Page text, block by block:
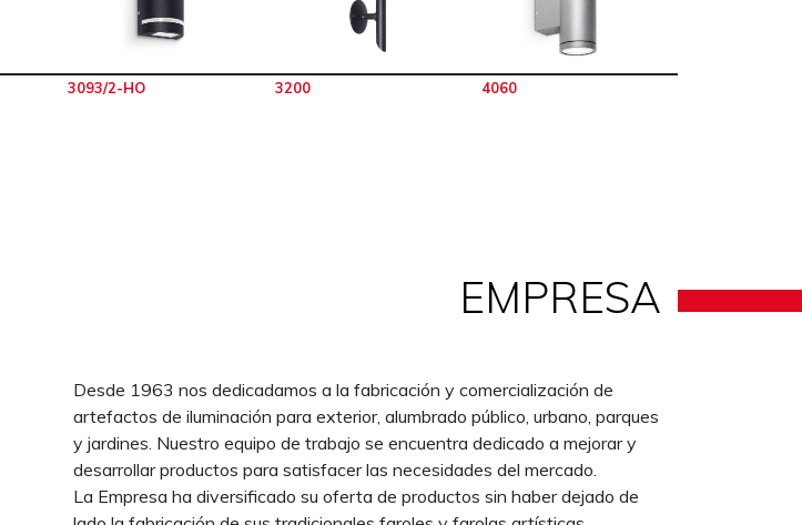
3093/2-HO 3200 4060
EMPRESA
Desde 1963 nos dedicadamos a la fabricación y comercialización de
artefactos de iluminación para exterior, alumbrado público, urbano, parques
y jardines. Nuestro equipo de trabajo se encuentra dedicado a mejorar y
desarrollar productos para satisfacer las necesidades del mercado.
La Empresa ha diversificado su oferta de productos sin haber dejado de